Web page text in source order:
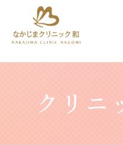
クリニ